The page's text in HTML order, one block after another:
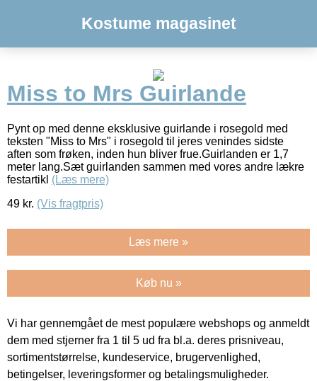
Kostume magasinet
Miss to Mrs Guirlande
Pynt op med denne eksklusive guirlande i rosegold med
teksten "Miss to Mrs" i rosegold til jeres venindes sidste
aften som frøken, inden hun bliver frue.Guirlanden er 1,7
meter lang.Sæt guirlanden sammen med vores andre lækre
festartikl (Læs mere)
49 kr. (Vis fragtpris)
Læs mere »
Køb nu »
Vi har gennemgået de mest populære webshops og anmeldt
dem med stjerner fra 1 til 5 ud fra bl.a. deres prisniveau,
sortimentstørrelse, kundeservice, brugervenlighed,
betingelser, leveringsformer og betalingsmuligheder.